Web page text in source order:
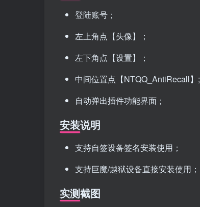
登陆账号；
左上角点【头像】；
左下角点【设置】；
中间位置点【NTQQ_AntiRecall】;
自动弹出插件功能界面；
安装说明
支持自签设备签名安装使用；
支持巨魔/越狱设备直接安装使用；
实测截图